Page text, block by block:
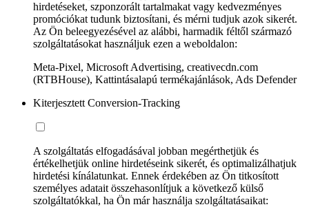
hirdetéseket, szponzorált tartalmakat vagy kedvezményes
promóciókat tudunk biztosítani, és mérni tudjuk azok sikerét.
Az Ön beleegyezésével az alábbi, harmadik féltől származó
szolgáltatásokat használjuk ezen a weboldalon:
Meta-Pixel, Microsoft Advertising, creativecdn.com
(RTBHouse), Kattintásalapú termékajánlások, Ads Defender
Kiterjesztett Conversion-Tracking
A szolgáltatás elfogadásával jobban megérthetjük és
értékelhetjük online hirdetéseink sikerét, és optimalizálhatjuk
hirdetési kínálatunkat. Ennek érdekében az Ön titkosított
személyes adatait összehasonlítjuk a következő külső
szolgáltatókkal, ha Ön már használja szolgáltatásaikat: